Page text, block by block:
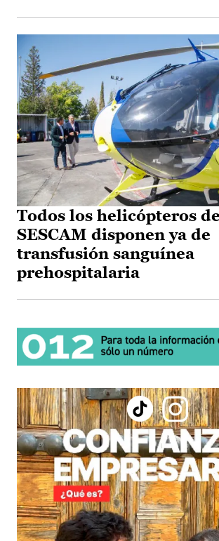
Todos los helicópteros
SESCAM disponen ya de
transfusión sanguínea
prehospitalaria